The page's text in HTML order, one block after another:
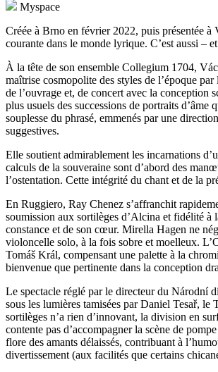
Myspace
Créée à Brno en février 2022, puis présentée
courante dans le monde lyrique. C’est aussi –
À la tête de son ensemble Collegium 1704,
maîtrise cosmopolite des styles de l’époque par
de l’ouvrage et, de concert avec la conception
plus usuels des successions de portraits
souplesse du phrasé, emmenés par une
suggestives.
Elle soutient admirablement les incarnations
calculs de la souveraine sont d’abord des
l’ostentation. Cette intégrité du chant et de la
En Ruggiero, Ray Chenez s’affranchit
soumission aux sortilèges d’Alcina et fidélité
constance et de son cœur. Mirella Hagen ne
violoncelle solo, à la fois sobre et moelleux.
Tomáš Král, compensant une palette à la
bienvenue que pertinente dans la conception
Le spectacle réglé par le directeur du Národní
sous les lumières tamisées par Daniel Tesař, le
sortilèges n’a rien d’innovant, la division en
contente pas d’accompagner la scène de
flore des amants délaissés, contribuant à
divertissement (aux facilités que certains